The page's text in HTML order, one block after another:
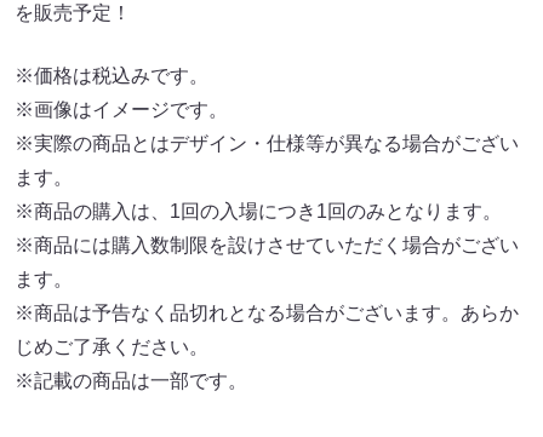
を販売予定！
※価格は税込みです。
※画像はイメージです。
※実際の商品とはデザイン・仕様等が異なる場合がござい
ます。
※商品の購入は、1回の入場につき1回のみとなります。
※商品には購入数制限を設けさせていただく場合がござい
ます。
※商品は予告なく品切れとなる場合がございます。あらか
じめご了承ください。
※記載の商品は一部です。